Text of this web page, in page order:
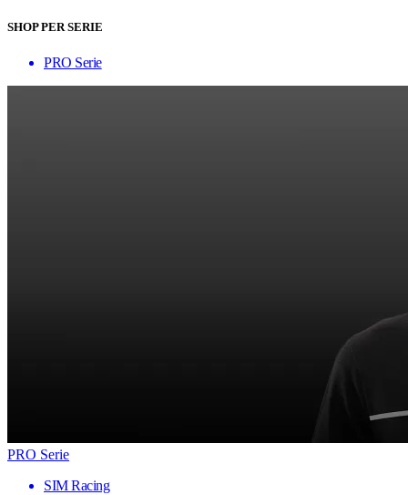
SHOP PER SERIE
PRO Serie
PRO Serie
SIM Racing